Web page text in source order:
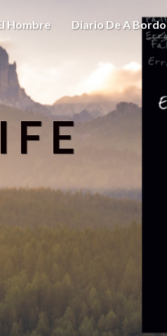
Hombre Diario De A Bordo